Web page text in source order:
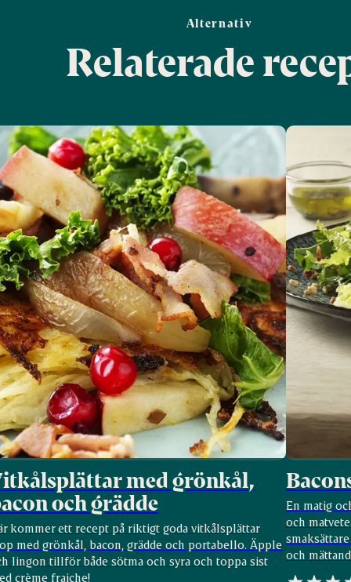
Alternativ
Relaterade
med grönkål,
och grädde
kommer ett recept på riktigt goda vitkålsplättar
med grönkål, bacon, grädde och portabello. Äpple
lingon tillför både sötma och syra och toppa sist
crème fraiche!
En matig
och
och